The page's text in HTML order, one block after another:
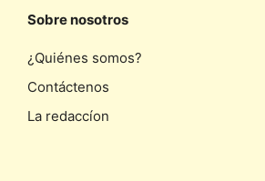
Sobre nosotros
¿Quiénes somos?
Contáctenos
La redaccíon